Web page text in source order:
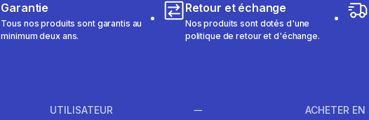
Garantie
Tous nos produits sont garantis au
minimum deux ans.
Retour et échange
Nos produits sont dotés d'une
politique de retour et d'échange.
UTILISATEUR ACHETER